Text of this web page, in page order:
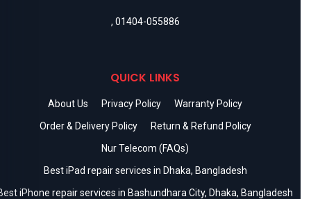
, 01404-055886
QUICK LINKS
About Us Privacy Policy
Warranty Policy
Order & Delivery Policy
Return & Refund Policy
Nur Telecom (FAQs)
Best iPad repair services in Dhaka, Bangladesh
iPhone repair services in Bashundhara City, Dhaka, Bangladesh